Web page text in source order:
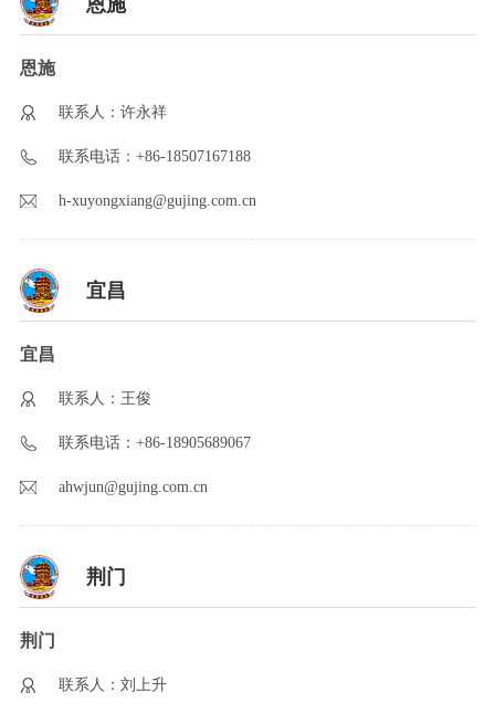
恩施
联系人：许永祥
联系电话：+86-18507167188
h-xuyongxiang@gujing.com.cn
宜昌
宜昌
联系人：王俊
联系电话：+86-18905689067
ahwjun@gujing.com.cn
荆门
荆门
联系人：刘上升